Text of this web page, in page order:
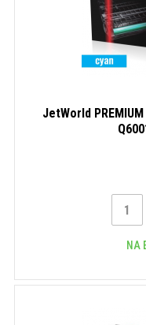
JetWorld
NA